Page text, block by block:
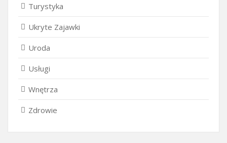
Turystyka
Ukryte Zajawki
Uroda
Usługi
Wnętrza
Zdrowie